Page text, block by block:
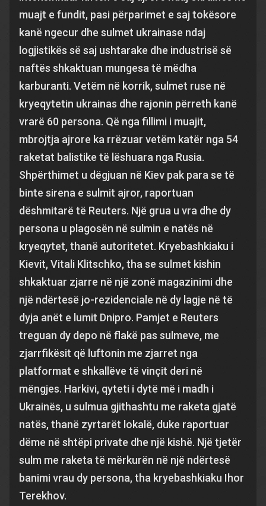
muajt e fundit, pasi përparimet e saj tokësore
kanë ngecur dhe sulmet ukrainase ndaj
logjistikës së saj ushtarake dhe industrisë së
naftës shkaktuan mungesa të mëdha
karburanti. Vetëm në korrik, sulmet ruse në
kryeqytetin ukrainas dhe rajonin përreth kanë
vrarë 60 persona. Që nga fillimi i muajit,
mbrojtja ajrore ka rrëzuar vetëm katër nga 54
raketat balistike të lëshuara nga Rusia.
Shpërthimet u dëgjuan në Kiev pak para se të
binte sirena e sulmit ajror, raportuan
dëshmitarë të Reuters. Një grua u vra dhe dy
persona u plagosën në sulmin e natës në
kryeqytet, thanë autoritetet. Kryebashkiaku i
Kievit, Vitali Klitschko, tha se sulmet kishin
shkaktuar zjarre në një zonë magazinimi dhe
një ndërtesë jo-rezidenciale në dy lagje në të
dyja anët e lumit Dnipro. Pamjet e Reuters
treguan dy depo në flakë pas sulmeve, me
zjarrfikësit që luftonin me zjarret nga
platformat e shkallëve të vinçit deri në
mëngjes. Harkivi, qyteti i dytë më i madh i
Ukrainës, u sulmua gjithashtu me raketa gjatë
natës, thanë zyrtarët lokalë, duke raportuar
dëme në shtëpi private dhe një kishë. Një tjetër
sulm me raketa të mërkurën në një ndërtesë
banimi vrau dy persona, tha kryebashkiaku Ihor
Terekhov.